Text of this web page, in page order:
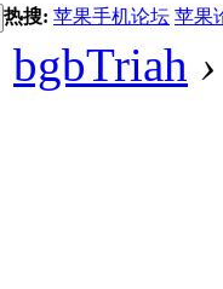
热搜: 苹果手机论坛 苹果
bgbTriah ›